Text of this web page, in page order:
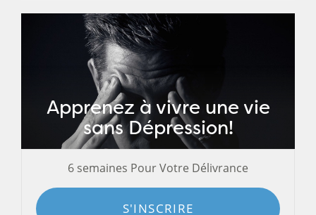
Apprenez à vivre une vie
sans Dépression!
6 semaines Pour Votre Délivrance
S'INSCRIRE